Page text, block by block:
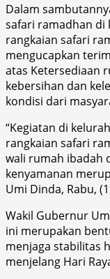
Dalam
safari ramadhan
rangkaian safari
mengucapkan
atas Ketersediaan
kebersihan dan
kondisi dari
“Kegiatan di
rangkaian safari
wali rumah ibadah
kenyamanan
Umi Dinda, Rabu,
Wakil Gubernur
ini merupakan
menjaga stabilitas
menjelang Hari